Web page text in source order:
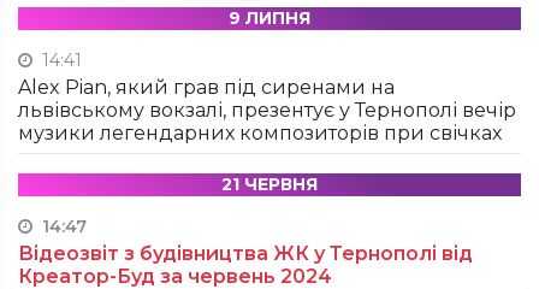
9 ЛИПНЯ
14:41
Alex Pian, який грав під сиренами на
львівському вокзалі, презентує у Тернополі вечір
музики легендарних композиторів при свічках
21 ЧЕРВНЯ
14:47
Відеозвіт з будівництва ЖК у Тернополі від
Креатор-Буд за червень 2024